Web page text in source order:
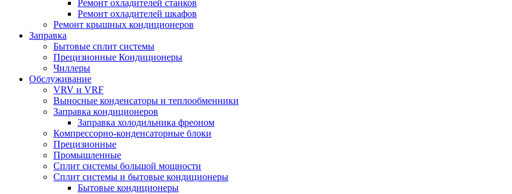
Ремонт охладителей станков
Ремонт охладителей шкафов
Ремонт крышных кондиционеров
Заправка
Бытовые сплит системы
Прецизионные Кондиционеры
Чиллеры
Обслуживание
VRV и VRF
Выносные конденсаторы и теплообменники
Заправка кондиционеров
Заправка холодильника фреоном
Компрессорно-конденсаторные блоки
Прецизионные
Промышленные
Сплит системы большой мощности
Сплит системы и бытовые кондиционеры
Бытовые кондиционеры